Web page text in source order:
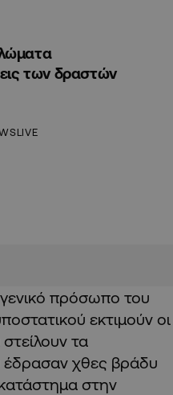
των δραστών
πρόσωπο του
εκτιμούν οι
τα
έδρασαν χθες βράδυ
στην